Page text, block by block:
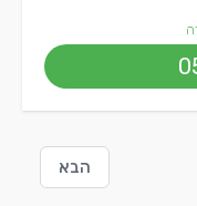
הבא